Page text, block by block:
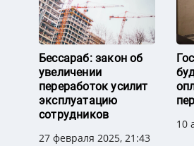
Бессараб: закон об
увеличении
переработок усилит
эксплуатацию
сотрудников
27 февраля 2025, 21:43
10